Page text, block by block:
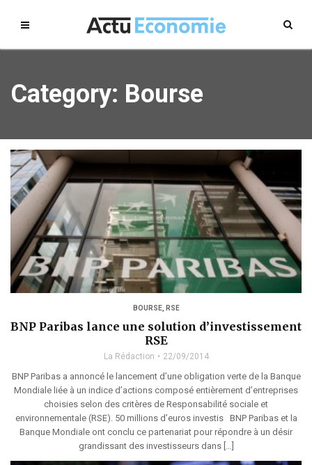
Category: Bourse
BOURSE, RSE
BNP Paribas lance une solution d’investissement
RSE
La Rédaction 22/09/2014
BNP Paribas a annoncé le lancement d’une obligation verte de la Banque
Mondiale liée à un indice d’actions composé entièrement d’entreprises
choisies selon des critères de Responsabilité sociale et
environnementale (RSE). 50 millions d’euros investis BNP Paribas et la
Banque Mondiale ont conclu ce partenariat pour répondre à un désir
grandissant des investisseurs dans […]